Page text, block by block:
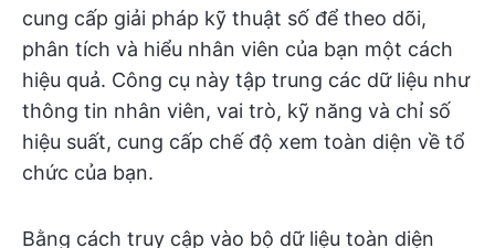
cung cấp giải pháp kỹ thuật số để theo dõi,
phân tích và hiểu nhân viên của bạn một cách
hiệu quả. Công cụ này tập trung các dữ liệu như
thông tin nhân viên, vai trò, kỹ năng và chỉ số
hiệu suất, cung cấp chế độ xem toàn diện về tổ
chức của bạn.
Bằng cách truy cập vào bộ dữ liệu toàn diện